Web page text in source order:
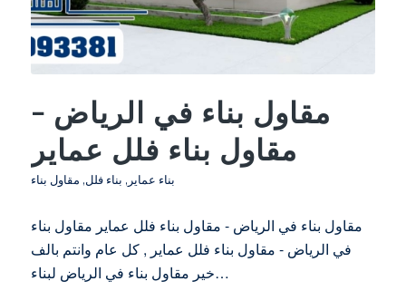
مقاول بناء في الرياض –
مقاول بناء فلل عماير
بناء عماير , بناء فلل, مقاول بناء
مقاول بناء في الرياض - مقاول بناء فلل عماير مقاول بناء
في الرياض - مقاول بناء فلل عماير , كل عام وانتم بالف
خير مقاول بناء في الرياض لبناء…